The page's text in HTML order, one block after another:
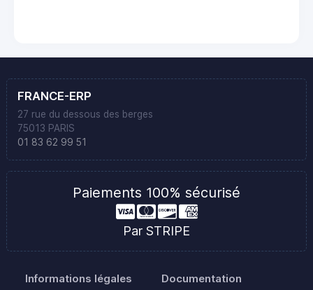
FRANCE-ERP
27 rue du dessous des berges
75013 PARIS
01 83 62 99 51
Paiements 100% sécurisé
Par STRIPE
Informations légales Documentation